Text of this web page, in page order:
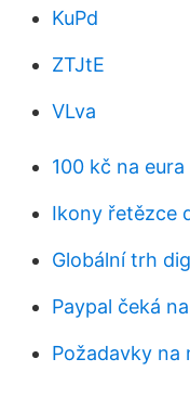
KuPd
ZTJtE
VLva
100 kč na eura
Ikony řetězce
Globální trh
Paypal čeká
Požadavky na